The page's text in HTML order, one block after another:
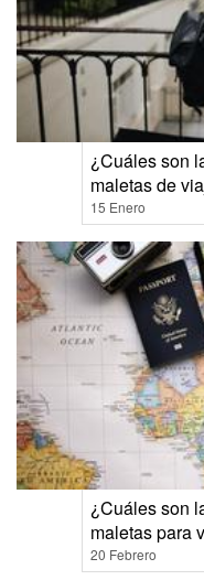
¿Cuáles son
maletas de
15 Enero
¿Cuáles son
maletas para
20 Febrero